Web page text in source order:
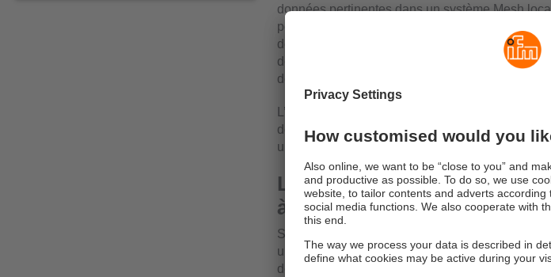
données pertinentes dans un système Mesh
possible, par exemple, de synchroniser
de véhicules lors d’un déplacement coordonné.
de chargement restante, peuvent par exemple
de matériaux.
L’appareil dispose de deux interfaces CAN. Ce
données provenant de la commande du moteur
un autre réseau CAN.
Lire les besoins de
à jour
Selon le mode de fonctionnement, l’appareil
un réseau existant ou établit son propre réseau
de maintenance peut ainsi, par exemple, lire sur